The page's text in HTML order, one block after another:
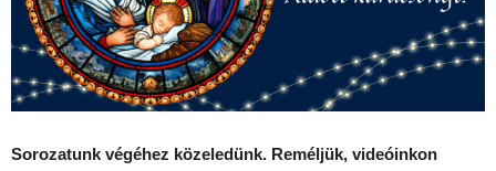
Sorozatunk végéhez közeledünk. Reméljük, videóinkon